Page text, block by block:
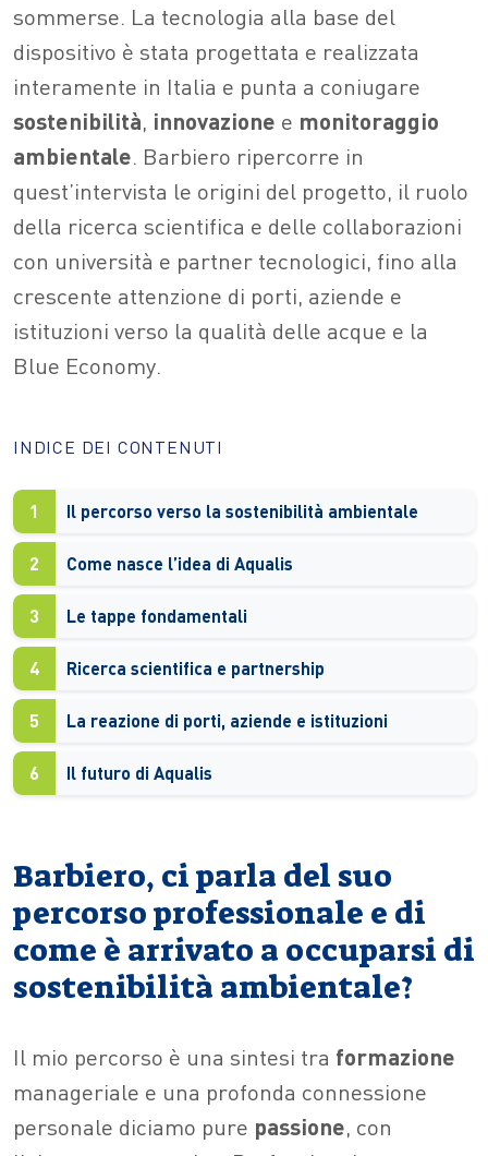
sommerse. La tecnologia alla base del
dispositivo è stata progettata e realizzata
interamente in Italia e punta a coniugare
sostenibilità, innovazione e monitoraggio
ambientale. Barbiero ripercorre in
quest’intervista le origini del progetto, il ruolo
della ricerca scientifica e delle collaborazioni
con università e partner tecnologici, fino alla
crescente attenzione di porti, aziende e
istituzioni verso la qualità delle acque e la
Blue Economy.
INDICE DEI CONTENUTI
1 Il percorso verso la sostenibilità ambientale
2 Come nasce l’idea di Aqualis
3 Le tappe fondamentali
4 Ricerca scientifica e partnership
5 La reazione di porti, aziende e istituzioni
6 Il futuro di Aqualis
Barbiero, ci parla del suo
percorso professionale e di
come è arrivato a occuparsi di
sostenibilità ambientale?
Il mio percorso è una sintesi tra formazione
manageriale e una profonda connessione
personale diciamo pure passione, con